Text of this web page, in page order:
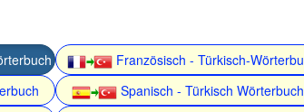
Französisch - Türkisch-
Spanisch - Türkisch Wörterbuch